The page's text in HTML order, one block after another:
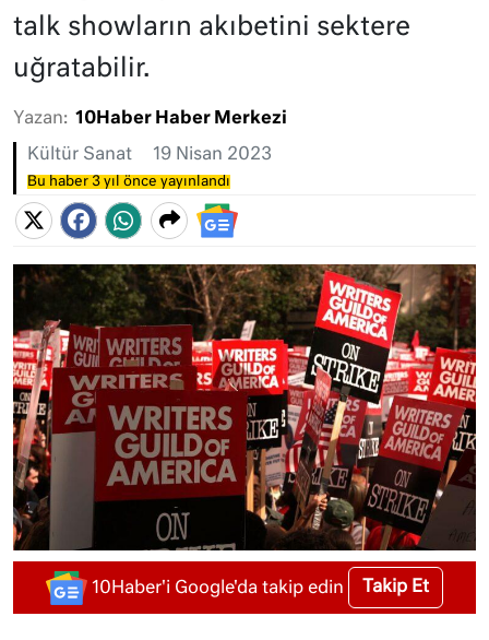
talk showların akıbetini sektere
uğratabilir.
Yazan: 10Haber Haber Merkezi
Kültür Sanat 19 Nisan 2023
Bu haber 3 yıl önce yayınlandı
10Haber'i Google'da takip edin Takip Et